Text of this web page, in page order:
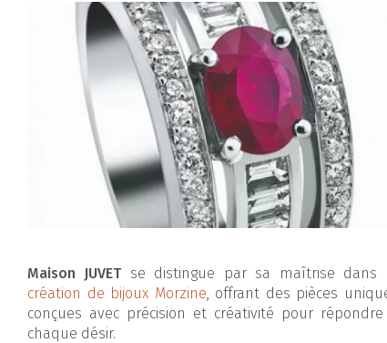
Maison JUVETse distingue par sa maîtrise dans
création de bijoux Morzine , offrant des pièces
conçues avec précision et créativité pour répondre
chaque désir.